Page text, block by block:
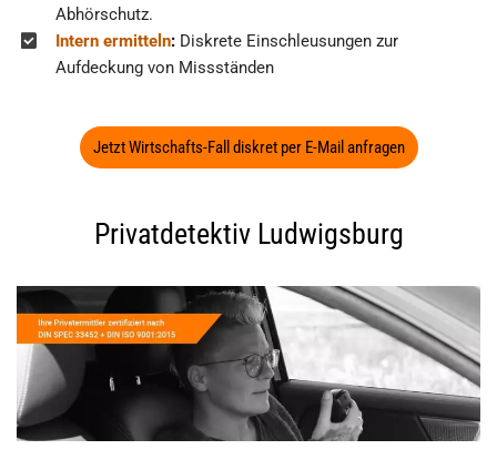
Abhörschutz.
Intern ermitteln: Diskrete Einschleusungen zur
Aufdeckung von Missständen
Jetzt Wirtschafts-Fall diskret per E-Mail anfragen
Privatdetektiv Ludwigsburg